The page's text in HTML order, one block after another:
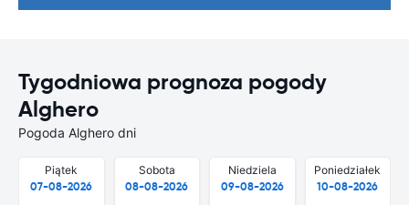
Tygodniowa prognoza pogody
Alghero
Pogoda Alghero dni
Piątek
07-08-2026
Sobota
08-08-2026
Niedziela
09-08-2026
Poniedziałek
10-08-2026